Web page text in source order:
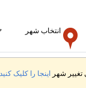
انتخاب شهر
تغییر شهر اینجا را کلیک کنید.